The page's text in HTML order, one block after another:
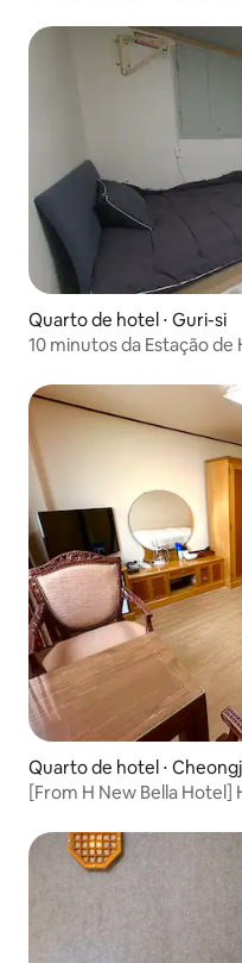
#EstaçãoAnyang
Quarto de hotel ⋅ Guri-si
10 minutos da Estação de
Quarto de hotel ⋅
[From H New Bella
em Cheongju # Limpo